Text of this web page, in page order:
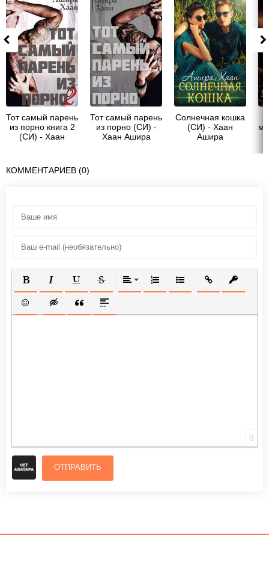
Тот самый парень
из порно книга 2
(СИ) - Хаан
Тот самый парень
из порно (СИ) -
Хаан Ашира
Солнечная кошка
(СИ) - Хаан
Ашира
КОММЕНТАРИЕВ (0)
ПОЛУЖИРНЫЙ
КУРСИВПОДЧЕРКНУТЫЙ
ЗАЧЕРКНУТЫЙВЫРАВНИВАНИЕ
НУМЕРОВАННЫЙ СПИСОК
МАРКИРОВАННЫЙ
ВСТАВИТЬ
ВСТАВИТЬ СМАЙЛИК
ВСТАВКА СКРЫТОГО ТЕКСТА
ВСТАВКА ЦИТАТЫ
ВСТАВКА СПОЙЛЕРА
0
ОТПРАВИТЬ